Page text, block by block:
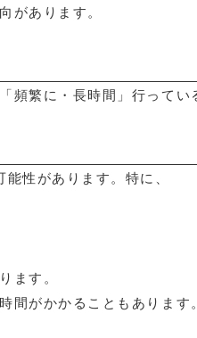
があります。
頻繁に・長時間」行ってい
性があります。特に、
ます。
間がかかることもあります